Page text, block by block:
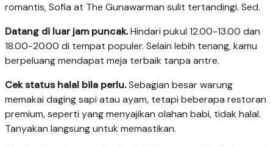
romantis, Sofia at The Gunawarman sulit tertandingi. Sed.
Datang di luar jam puncak.Hindari pukul 12.00-13.00 dan
18.00-20.00 di tempat populer. Selain lebih tenang, kamu
berpeluang mendapat meja terbaik tanpa antre.
Cek status halal bila perlu.Sebagian besar warung
memakai daging sapi atau ayam, tetapi beberapa restoran
premium, seperti yang menyajikan olahan babi, tidak halal.
Tanyakan langsung untuk memastikan.